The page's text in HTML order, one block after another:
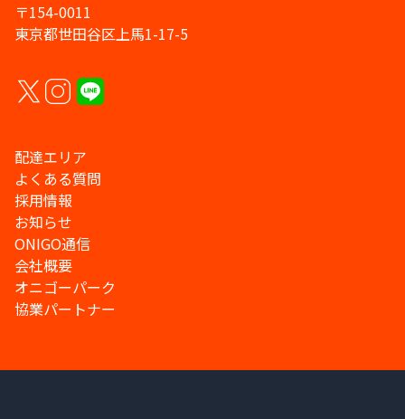
〒154-0011
東京都世田谷区上馬1-17-5
配達エリア
よくある質問
採用情報
お知らせ
ONIGO通信
会社概要
オニゴーパーク
協業パートナー